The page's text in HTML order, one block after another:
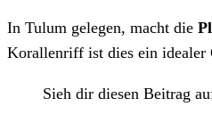
In Tulum gelegen, macht die
Korallenriff ist dies ein idealer
Sieh dir diesen Beitrag